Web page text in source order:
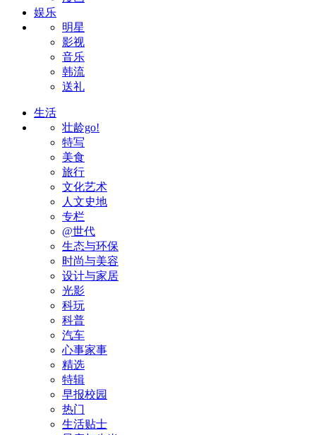
娱乐
明星
影视
音乐
韩流
送礼
生活
壮龄go!
特写
美食
旅行
文化艺术
人文史地
专栏
@世代
生态与环保
时尚与美容
设计与家居
光影
科玩
科普
汽车
心事家事
精选
特辑
早报校园
热门
生活贴士